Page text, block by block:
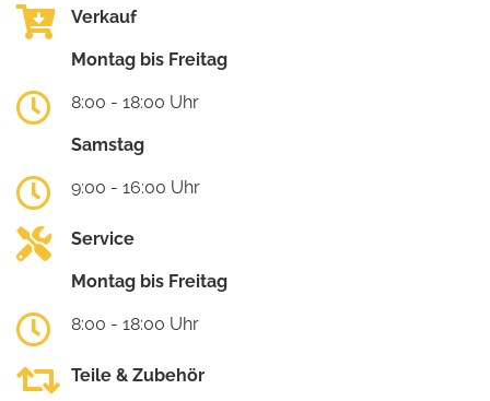
Verkauf
Montag bis Freitag
8:00 - 18:00 Uhr
Samstag
9:00 - 16:00 Uhr
Service
Montag bis Freitag
8:00 - 18:00 Uhr
Teile & Zubehör